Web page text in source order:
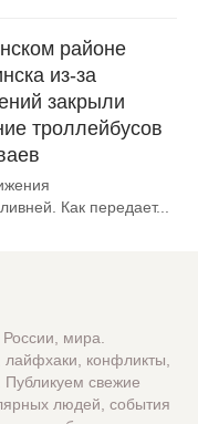
районе
из-за
закрыли
троллейбусов
Как передает...
мира.
конфликты,
свежие
людей, события